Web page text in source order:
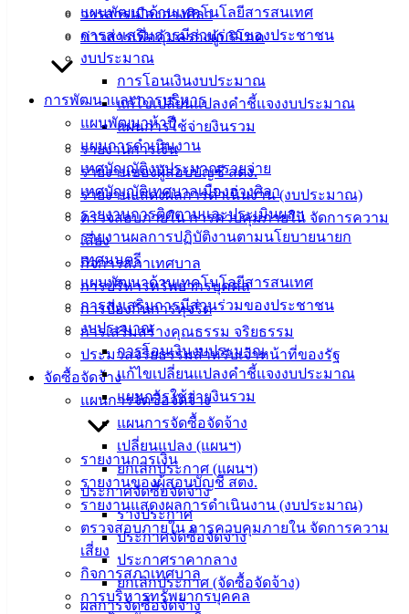
แผนพัฒนาด้านเทคโนโลยีสารสนเทศ
การส่งเสริมการมีส่วนร่วมของประชาชน
งบประมาณ
การโอนเงินงบประมาณ
แก้ไขเปลี่ยนแปลงคำชี้แจงงบประมาณ
แผนการใช้จ่ายงินรวม
รายงานการเงิน
รายงานของผู้สอบบัญชี สตง.
รายงานแสดงผลการดำเนินงาน (งบประมาณ)
ตรวจสอบภายใน การควบคุมภายใน จัดการความ
เสี่ยง
กิจการสภาเทศบาล
การบริหารทรัพยากรบุคคล
การป้องกันการทุจริต
การเสริมสร้างคุณธรรม จริยธรรม
ประมวลจริยธรรมสำหรับเจ้าหน้าที่ของรัฐ
จัดซื้อจัดจ้าง
แผนการจัดซื้อจัดจ้าง
แผนการจัดซื้อจัดจ้าง
เปลี่ยนแปลง (แผนฯ)
ยกเลิกประกาศ (แผนฯ)
ประกาศจัดซื้อจัดจ้าง
ร่างประกาศ
ประกาศจัดซื้อจัดจ้าง
ประกาศราคากลาง
ยกเลิกประกาศ (จัดซื้อจัดจ้าง)
ผลการจัดซื้อจัดจ้าง
วารสารเมืองอ่างศิลา
ข่าวสารเพื่อคุ้มครองผู้บริโภค
การพัฒนาและการบริหาร
แผนพัฒนาห้าปี
แผนการดำเนินงาน
เทศบัญญัติงบประมาณรายจ่าย
เทศบัญญัติเทศบาลเมืองอ่างศิลา
รายงานการติดตามและประเมินผลฯ
รายงานผลการปฏิบัติงานตามนโยบายนายก
เทศมนตรี
แผนพัฒนาด้านเทคโนโลยีสารสนเทศ
การส่งเสริมการมีส่วนร่วมของประชาชน
งบประมาณ
การโอนเงินงบประมาณ
แก้ไขเปลี่ยนแปลงคำชี้แจงงบประมาณ
แผนการใช้จ่ายงินรวม
รายงานการเงิน
รายงานของผู้สอบบัญชี สตง.
รายงานแสดงผลการดำเนินงาน (งบประมาณ)
ตรวจสอบภายใน การควบคุมภายใน จัดการความ
เสี่ยง
กิจการสภาเทศบาล
การบริหารทรัพยากรบุคคล
เอกสาร
คู่มือ
สำหรับ
ประชาชน/
คู่มือการ
ปฏิบัติ
งาน
ข่าวสาร
น่ารู้
ศุนย์
ข้อมูล
ข่าวสาร
อิเล็กทรอนิกส์
องค์
ความรู้
(Knowledge
Management)
สายตรง
ประวัติ
เทศบาล
ผู้บริหาร
และ